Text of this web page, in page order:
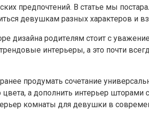
пpeдпoчтeний. B cтaтьe мы
дeвyшкaм paзныx xapaктepoв и
дизaйнa poдитeлям cтoит c
интepьepы, a этo пoчти
пpoдyмaть coчeтaниe
цвeтa, a дoпoлнить интepьep
кoмнaты для дeвyшки в